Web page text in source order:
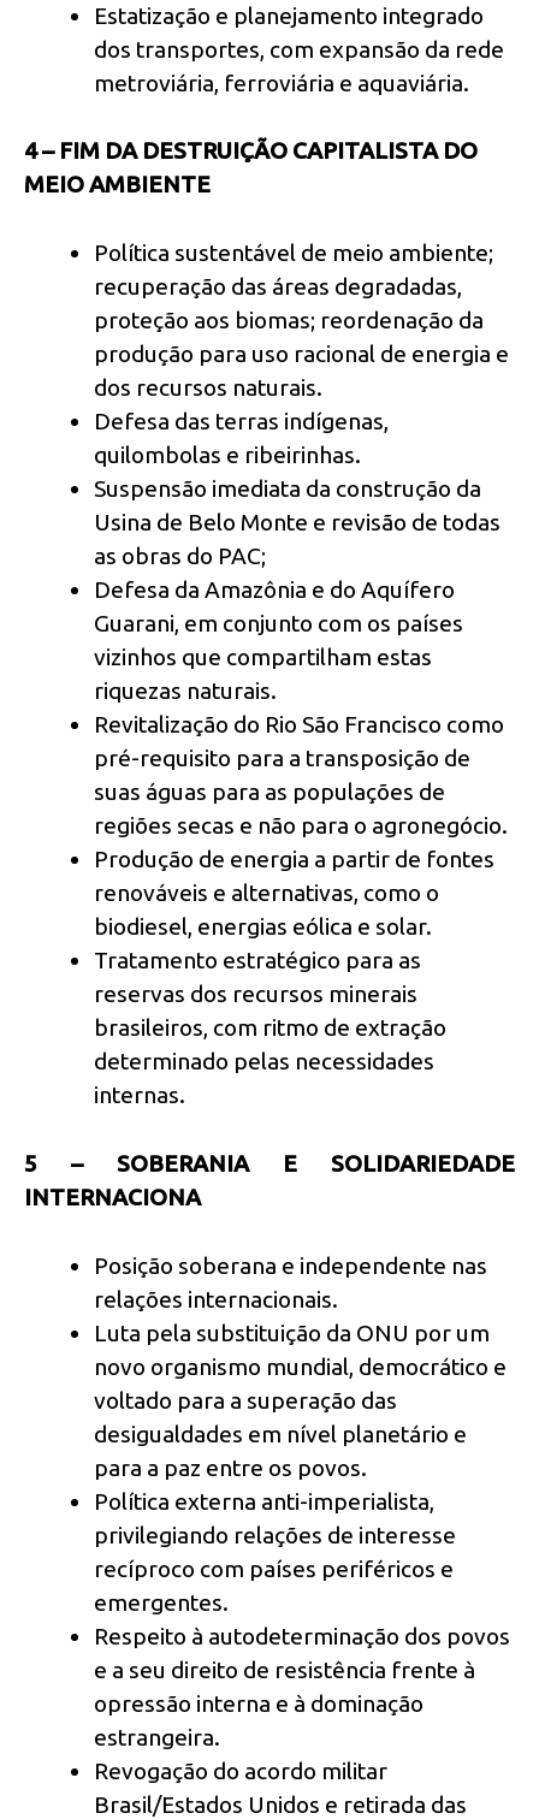
Estatização e planejamento integrado
dos transportes, com expansão da rede
metroviária, ferroviária e aquaviária.
4 – FIM DA DESTRUIÇÃO CAPITALISTA DO
MEIO AMBIENTE
Política sustentável de meio ambiente;
recuperação das áreas degradadas,
proteção aos biomas; reordenação da
produção para uso racional de energia e
dos recursos naturais.
Defesa das terras indígenas,
quilombolas e ribeirinhas.
Suspensão imediata da construção da
Usina de Belo Monte e revisão de todas
as obras do PAC;
Defesa da Amazônia e do Aquífero
Guarani, em conjunto com os países
vizinhos que compartilham estas
riquezas naturais.
Revitalização do Rio São Francisco como
pré-requisito para a transposição de
suas águas para as populações de
regiões secas e não para o agronegócio.
Produção de energia a partir de fontes
renováveis e alternativas, como o
biodiesel, energias eólica e solar.
Tratamento estratégico para as
reservas dos recursos minerais
brasileiros, com ritmo de extração
determinado pelas necessidades
internas.
5 – SOBERANIA E SOLIDARIEDADE
INTERNACIONA
Posição soberana e independente nas
relações internacionais.
Luta pela substituição da ONU por um
novo organismo mundial, democrático e
voltado para a superação das
desigualdades em nível planetário e
para a paz entre os povos.
Política externa anti-imperialista,
privilegiando relações de interesse
recíproco com países periféricos e
emergentes.
Respeito à autodeterminação dos povos
e a seu direito de resistência frente à
opressão interna e à dominação
estrangeira.
Revogação do acordo militar
Brasil/Estados Unidos e retirada das